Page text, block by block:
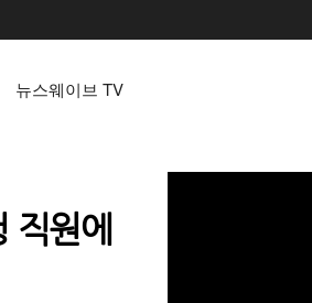
뉴스웨이브 TV
직원에